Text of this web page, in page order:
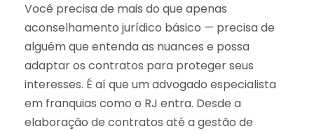
Você precisa de mais do que apenas
aconselhamento jurídico básico — precisa de
alguém que entenda as nuances e possa
adaptar os contratos para proteger seus
interesses. É aí que um advogado especialista
em franquias como o RJ entra. Desde a
elaboração de contratos até a gestão de